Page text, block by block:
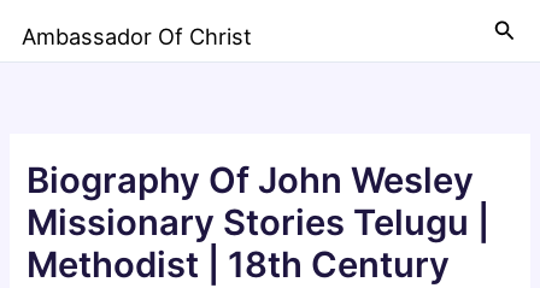
Ambassador Of Christ
Biography Of John Wesley
Missionary Stories Telugu |
Methodist | 18th Century